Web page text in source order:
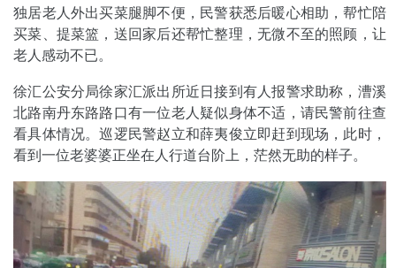
独居老人外出买菜腿脚不便，民警获悉后暖心相助，帮忙陪
买菜、提菜篮，送回家后还帮忙整理，无微不至的照顾，让
老人感动不已。
徐汇公安分局徐家汇派出所近日接到有人报警求助称，漕溪
北路南丹东路路口有一位老人疑似身体不适，请民警前往查
看具体情况。巡逻民警赵立和薛夷俊立即赶到现场，此时，
看到一位老婆婆正坐在人行道台阶上，茫然无助的样子。